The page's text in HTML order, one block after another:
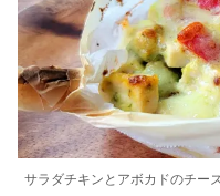
サラダチキンとアボカドのチー